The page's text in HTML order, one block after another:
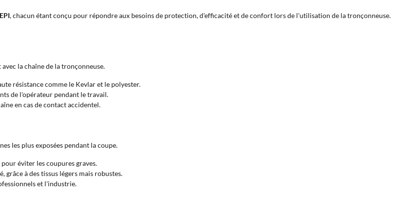
, chacun étant conçu pour répondre aux besoins de protection, d'efficacité et de confort lors de l'utilisation de la tronçonneuse.
la chaîne de la tronçonneuse.
résistance comme le Kevlar et le polyester.
de l'opérateur pendant le travail.
en cas de contact accidentel.
les plus exposées pendant la coupe.
éviter les coupures graves.
à des tissus légers mais robustes.
et l'industrie.